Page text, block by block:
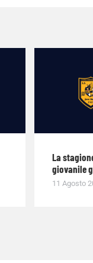
La
giovanile
11 Agosto